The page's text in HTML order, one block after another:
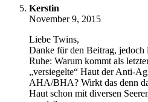
Kerstin
November 9, 2015
Liebe Twins,
Danke für den Beitrag, jedoch
Ruhe: Warum kommt als
„versiegelte“ Haut der Anti-
AHA/BHA? Wirkt das denn
Haut schon mit diversen